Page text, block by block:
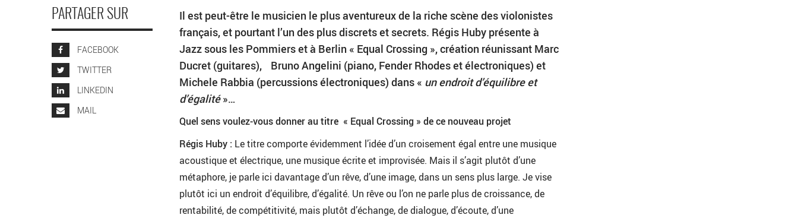
PARTAGER SUR
FACEBOOK
TWITTER
LINKEDIN
MAIL
Il est peut-être le musicien le plus aventureux de la riche scène des violonistes
français, et pourtant l’un des plus discrets et secrets. Régis Huby présente à
Jazz sous les Pommiers et à Berlin « Equal Crossing », création réunissant Marc
Ducret (guitares), Bruno Angelini (piano, Fender Rhodes et électroniques) et
Michele Rabbia (percussions électroniques) dans « un endroit d’équilibre et
d’égalité»…
Quel sens voulez-vous donner au titre « Equal Crossing » de ce nouveau projet
Régis Huby : Le titre comporte évidemment l’idée d’un croisement égal entre une musique
acoustique et électrique, une musique écrite et improvisée. Mais il s’agit plutôt d’une
métaphore, je parle ici davantage d’un rêve, d’une image, dans un sens plus large. Je vise
plutôt ici un endroit d’équilibre, d’égalité. Un rêve ou l’on ne parle plus de croissance, de
rentabilité, de compétitivité, mais plutôt d’échange, de dialogue, d’écoute, d’une